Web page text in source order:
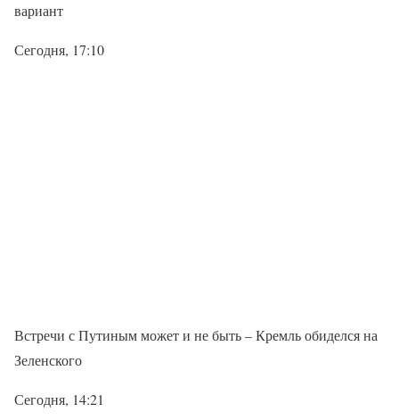
вариант
Сегодня, 17:10
Встречи с Путиным может и не быть – Кремль обиделся на
Зеленского
Сегодня, 14:21